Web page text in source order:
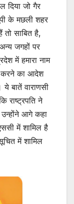
दिया जो गैर
के मछली शहर
साबित है,
जगहों पर
में हमारा नाम
करने का आदेश
बातें वाराणसी
राष्ट्रपति ने
आगे कहा
में शामिल है
में शामिल